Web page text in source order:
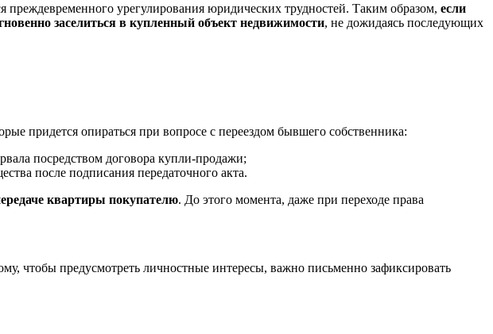
урегулирования юридических трудностей. Таким образом, если
заселиться в купленный объект недвижимости, не дожидаясь последующих
придется опираться при вопросе с переездом бывшего собственника:
посредством договора купли-продажи;
после подписания передаточного акта.
квартиры покупателю. До этого момента, даже при переходе права
чтобы предусмотреть личностные интересы, важно письменно зафиксировать